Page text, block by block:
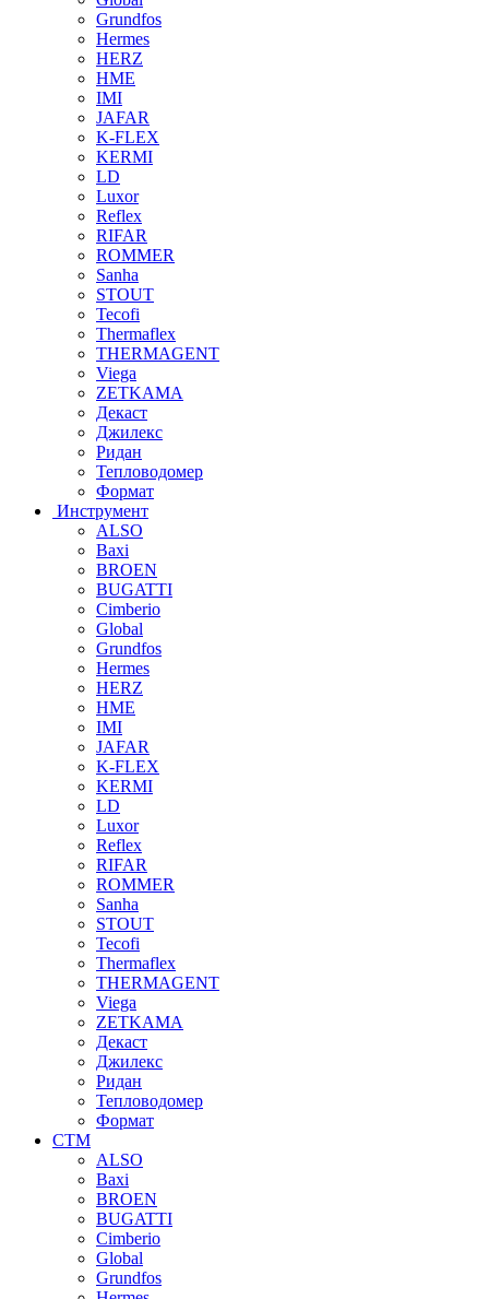
Grundfos
Hermes
HERZ
HME
IMI
JAFAR
K-FLEX
KERMI
LD
Luxor
Reflex
RIFAR
ROMMER
Sanha
STOUT
Tecofi
Thermaflex
THERMAGENT
Viega
ZETKAMA
Декаст
Джилекс
Ридан
Тепловодомер
Формат
Инструмент
ALSO
Baxi
BROEN
BUGATTI
Cimberio
Global
Grundfos
Hermes
HERZ
HME
IMI
JAFAR
K-FLEX
KERMI
LD
Luxor
Reflex
RIFAR
ROMMER
Sanha
STOUT
Tecofi
Thermaflex
THERMAGENT
Viega
ZETKAMA
Декаст
Джилекс
Ридан
Тепловодомер
Формат
СТМ
ALSO
Baxi
BROEN
BUGATTI
Cimberio
Global
Grundfos